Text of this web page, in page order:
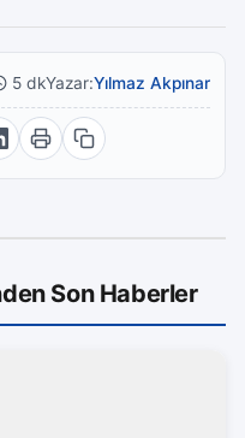
5 dkYazar:Yılmaz Akpınar
Son Haberler